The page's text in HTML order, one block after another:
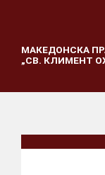
МАКЕДОНСКА
„СВ. КЛИМЕНТ